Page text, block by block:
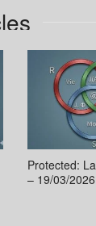
Protected:
– 19/03/2026